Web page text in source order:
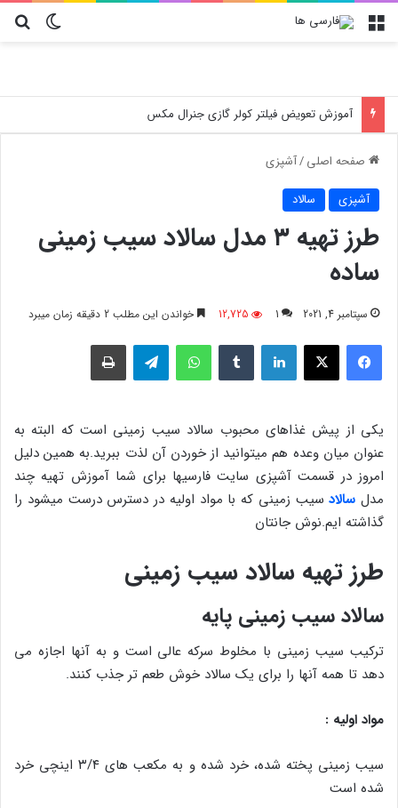
تغییر منو
خسارت‌های پنهان فروشگاه‌ها؛ چرا انتخاب کارتن پستی حیاتی است؟
صفحه اصلی/آشپزی
آشپزی سالاد
طرز تهیه ۳ مدل سالاد سیب زمینی
ساده
سپتامبر 4, 2021 1
12,725 خواندن این مطلب 2 دقیقه زمان میبرد
فیسبوک لینکدین واتس آپ
یکی از پیش غذاهای محبوب سالاد سیب زمینی است که البته به
عنوان میان وعده هم میتوانید از خوردن آن لذت ببرید.به همین دلیل
امروز در قسمت آشپزی سایت فارسیها برای شما آموزش تهیه چند
مدل سالادسیب زمینی که با مواد اولیه در دسترس درست میشود را
گذاشته ایم.نوش جانتان
طرز تهیه سالاد سیب زمینی
سالاد سیب زمینی پایه
ترکیب سیب زمینی با مخلوط سرکه عالی است و به آنها اجازه می
دهد تا همه آنها را برای یک سالاد خوش طعم تر جذب کنند.
مواد اولیه :
سیب زمینی پخته شده، خرد شده و به مکعب های ۳/۴ اینچی خرد
شده است